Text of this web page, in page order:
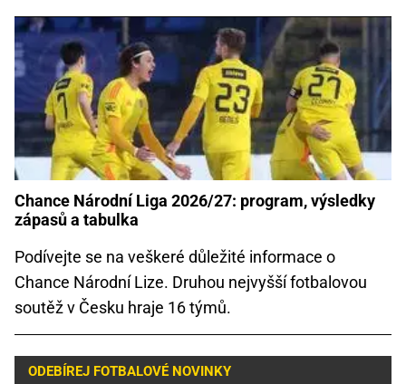
Chance Národní Liga 2026/27: program, výsledky
zápasů a tabulka
Podívejte se na veškeré důležité informace o
Chance Národní Lize. Druhou nejvyšší fotbalovou
soutěž v Česku hraje 16 týmů.
ODEBÍREJ FOTBALOVÉ NOVINKY